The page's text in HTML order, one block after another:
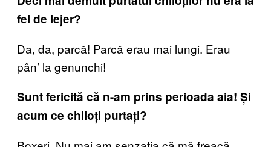
fel de lejer?
Da, da, parcă! Parcă erau mai lungi. Erau
pân’ la genunchi!
Sunt fericită că n-am prins perioada aia! Și
acum ce chiloți purtați?